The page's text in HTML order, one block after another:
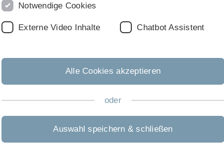
courses on signals and systems and on digital
including single- and multicarrier modulation techniques.
digital communications and signal processing, and
schemes.
digitale Übertragung im Ortsanschlußleitungsnetz
im Ortsanschlußleitungsnetz“
Notwendige Cookies
Externe Video Inhalte Chatbot Assistent
Alle Cookies akzeptieren
oder
Auswahl speichern & schließen